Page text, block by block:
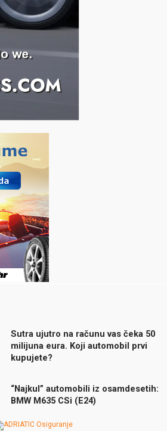
Sutra ujutro na računu vas čeka 50
milijuna eura. Koji automobil prvi
kupujete?
“Najkul” automobili iz osamdesetih:
BMW M635 CSi (E24)